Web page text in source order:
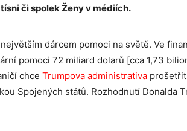
či spolek Ženy v médiích.
dárcem pomoci na světě. Ve
pomoci 72 miliard dolarů [cca 1,73
chce Trumpova administrativa
Spojených států. Rozhodnutí Donalda